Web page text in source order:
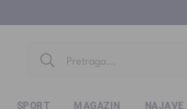
SPORT MAGAZIN NAJAVE